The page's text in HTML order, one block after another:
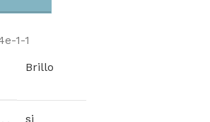
1-1
Brillo
si